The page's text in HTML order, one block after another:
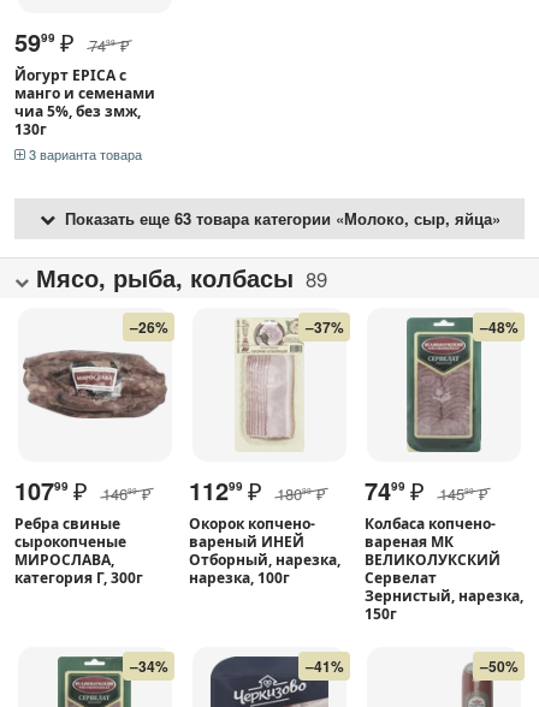
5999 ₽ 7499 ₽
Йогурт EPICA с
манго и семенами
чиа 5%, без змж,
130г
3 варианта товара
Показать еще 63 товара категории «Молоко, сыр, яйца»
Мясо, рыба, колбасы 89
–26%
10799 ₽ 14699 ₽
Ребра свиные
сырокопченые
МИРОСЛАВА,
категория Г, 300г
–37%
11299 ₽ 18099 ₽
Окорок копчено-
вареный ИНЕЙ
Отборный, нарезка,
нарезка, 100г
–48%
7499 ₽ 14599 ₽
Колбаса копчено-
вареная МК
ВЕЛИКОЛУКСКИЙ
Сервелат
Зернистый, нарезка,
150г
–34% –41% –50%